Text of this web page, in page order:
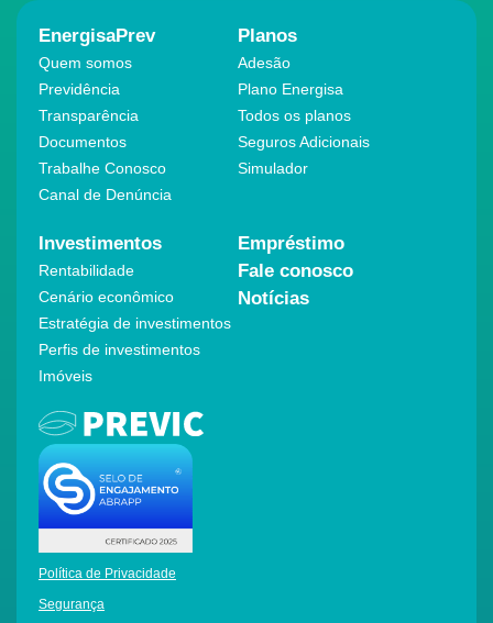
EnergisaPrev
Quem somos
Previdência
Transparência
Documentos
Trabalhe Conosco
Canal de Denúncia
Planos
Adesão
Plano Energisa
Todos os planos
Seguros Adicionais
Simulador
Investimentos
Rentabilidade
Cenário econômico
Estratégia de investimentos
Perfis de investimentos
Imóveis
Empréstimo
Fale conosco
Notícias
Política de Privacidade
Segurança